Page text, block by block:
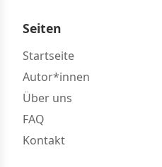
Seiten
Startseite
Autor*innen
Über uns
FAQ
Kontakt